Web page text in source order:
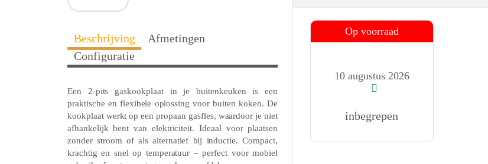
Beschrijving
Afmetingen
Configuratie
Een 2-pits gaskookplaat in je buitenkeuken is een
praktische en flexibele oplossing voor buiten koken. De
kookplaat werkt op een propaan gasfles, waardoor je niet
afhankelijk bent van elektriciteit. Ideaal voor plaatsen
zonder stroom of als alternatief bij inductie. Compact,
krachtig en snel op temperatuur – perfect voor mobiel
Op voorraad
10 augustus 2026
inbegrepen